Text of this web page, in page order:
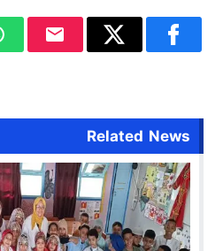
Related News